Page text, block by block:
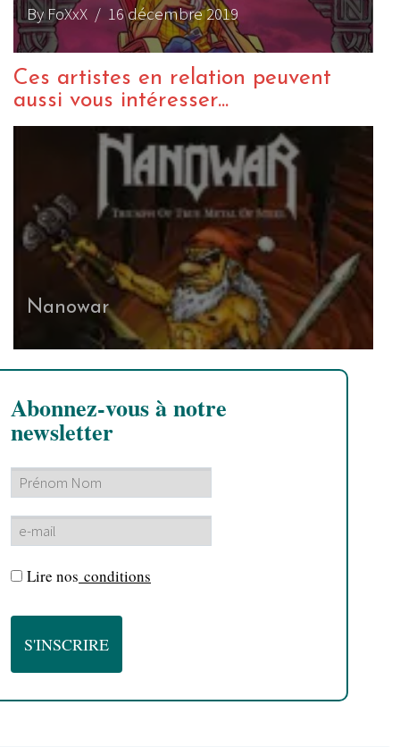
By FoXxX / 16 décembre 2019
Ces artistes en relation peuvent
aussi vous intéresser...
Nanowar
Abonnez-vous à notre
newsletter
Lire nos conditions